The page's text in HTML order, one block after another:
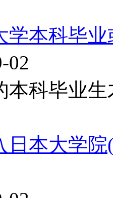
学本科毕
02
本科毕业
日本大学